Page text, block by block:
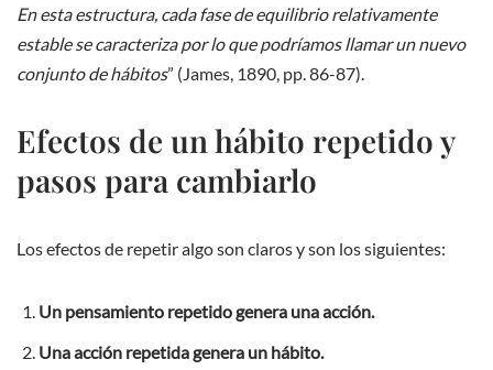
En esta estructura, cada fase de equilibrio relativamente
estable se caracteriza por lo que podríamos llamar un nuevo
conjunto de hábitos” (James, 1890, pp. 86-87).
Efectos de un hábito repetido y
pasos para cambiarlo
Los efectos de repetir algo son claros y son los siguientes:
Un pensamiento repetido genera una acción.
Una acción repetida genera un hábito.